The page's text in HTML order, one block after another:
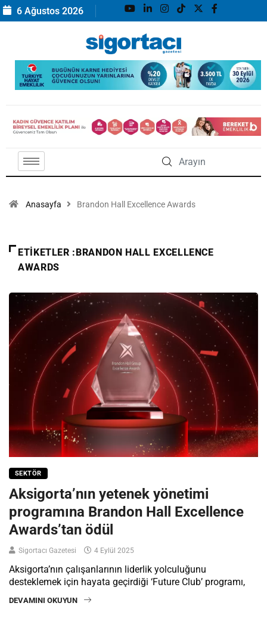
6 Ağustos 2026
Anasayfa Brandon Hall Excellence Awards
ETIKETLER :BRANDON HALL EXCELLENCE
AWARDS
SEKTÖR
Aksigorta’nın yetenek yönetimi
programına Brandon Hall Excellence
Awards’tan ödül
Sigortacı Gazetesi 4 Eylül 2025
Aksigorta’nın çalışanlarının liderlik yolculuğunu
desteklemek için hayata geçirdiği ‘Future Club’ programı,
DEVAMINI OKUYUN